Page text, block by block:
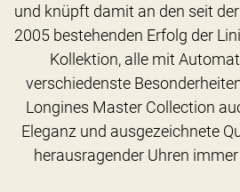
und knüpft damit an den seit
2005 bestehenden Erfolg der
Kollektion, alle mit
verschiedenste
Longines Master Collection
Eleganz und ausgezeichnete
herausragender Uhren